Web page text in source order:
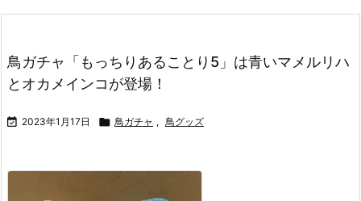
鳥ガチャ「もっちりあることり5」は青いマメルリハ
とオカメインコが登場！
 2023年1月17日  鳥ガチャ , 鳥グッズ